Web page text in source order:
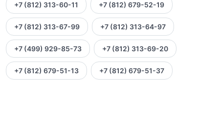
+7 (812) 313-60-11 +7 (812) 679-52-19
+7 (812) 313-67-99 +7 (812) 313-64-97
+7 (499) 929-85-73 +7 (812) 313-69-20
+7 (812) 679-51-13 +7 (812) 679-51-37